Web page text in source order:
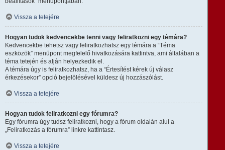
Vissza a tetejére
Hogyan tudok kedvencekbe tenni vagy feliratkozni egy témára?
Kedvencekbe tehetsz vagy feliratkozhatsz egy témára a “Téma
eszközök” menüpont megfelelő hivatkozására kattintva, ami általában a
téma tetején és alján helyezkedik el.
A témára úgy is feliratkozhatsz, ha a “Értesítést kérek új válasz
érkezésekor” opció bejelölésével küldesz új hozzászólást.
Vissza a tetejére
Hogyan tudok feliratkozni egy fórumra?
Egy fórumra úgy tudsz feliratkozni, hogy a fórum oldalán alul a
„Feliratkozás a fórumra” linkre kattintasz.
Vissza a tetejére